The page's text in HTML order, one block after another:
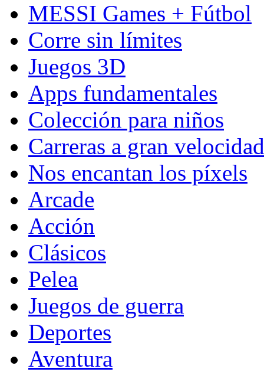
MESSI Games + Fútbol
Corre sin límites
Juegos 3D
Apps fundamentales
Colección para niños
Carreras a gran velocidad
Nos encantan los píxels
Arcade
Acción
Clásicos
Pelea
Juegos de guerra
Deportes
Aventura